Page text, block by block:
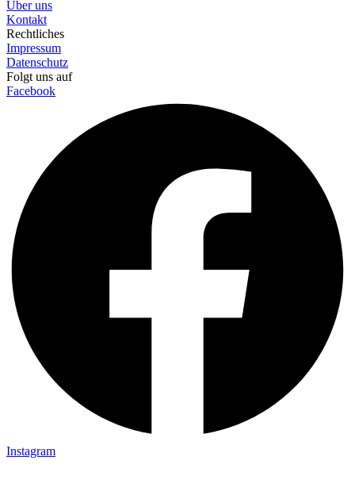
Über uns
Kontakt
Rechtliches
Impressum
Datenschutz
Folgt uns auf
Facebook
Instagram